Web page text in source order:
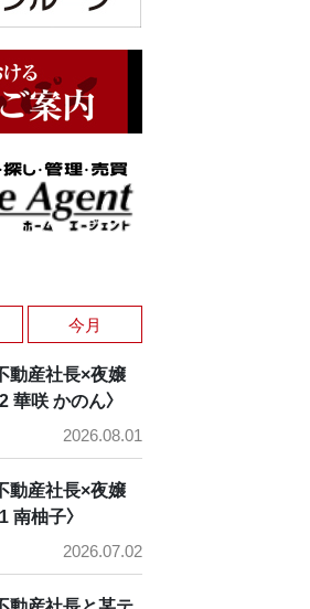
今月
動産社長×夜嬢
華咲 かのん〉
2026.08.01
動産社長×夜嬢
南柚子〉
2026.07.02